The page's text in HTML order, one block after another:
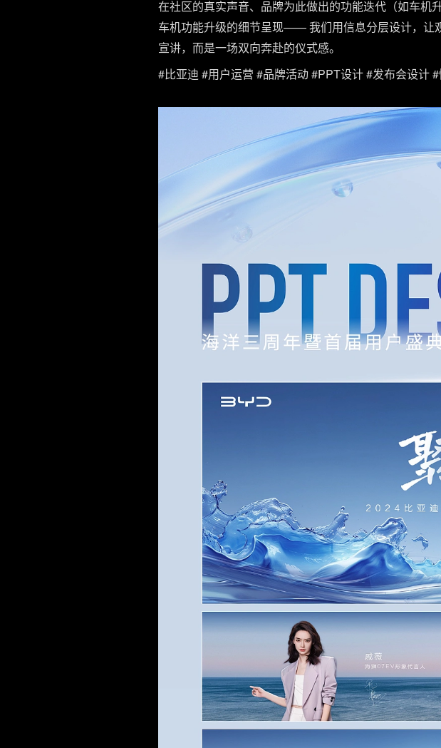
在社区的真实声音、品牌为此做出的功能迭代（如车机
车机功能升级的细节呈现—— 我们用信息分层设计，让
宣讲，而是一场双向奔赴的仪式感。
#比亚迪 #用户运营 #品牌活动 #PPT设计 #发布会设计